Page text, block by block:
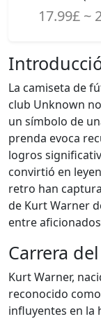
17.99£ ~
La camiseta de
club Unknown
un símbolo de
prenda evoca
logros
convirtió en
retro han
de Kurt Warner
entre
Carrera
Kurt Warner,
reconocido
influyentes en la